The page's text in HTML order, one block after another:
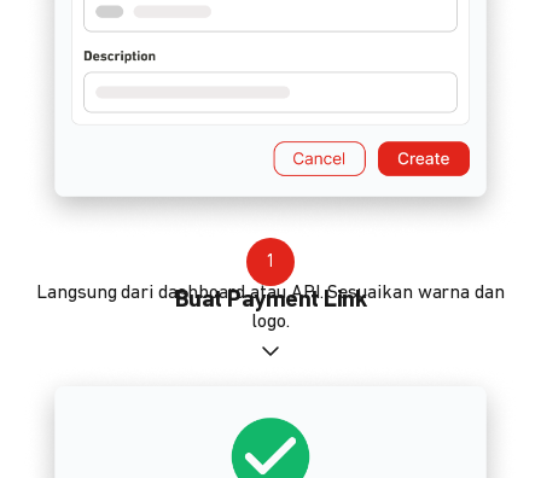
1
Buat Payment Link
Langsung dari dashboard atau API. Sesuaikan warna dan
logo.